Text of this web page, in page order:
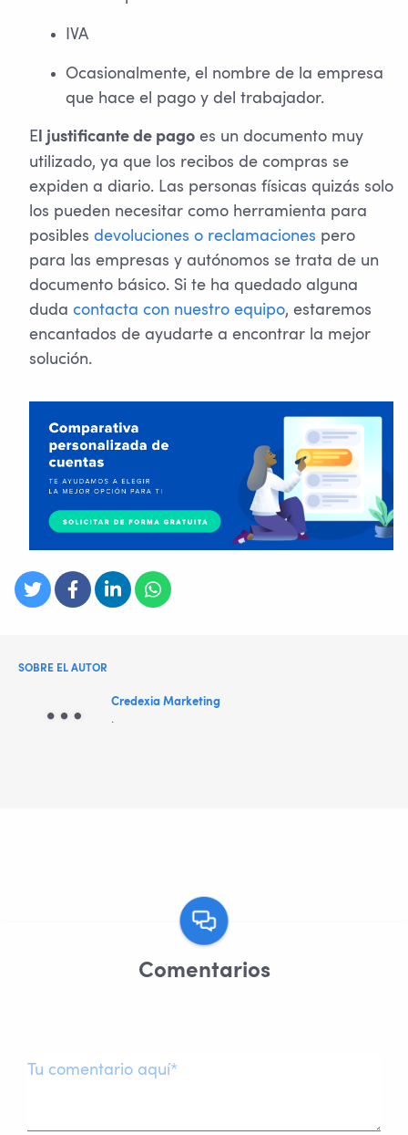
IVA
Ocasionalmente, el nombre de la empresa
que hace el pago y del trabajador.
El justificante de pago es un documento muy
utilizado, ya que los recibos de compras se
expiden a diario. Las personas físicas quizás solo
los pueden necesitar como herramienta para
posibles devoluciones o reclamaciones pero
para las empresas y autónomos se trata de un
documento básico. Si te ha quedado alguna
duda contacta con nuestro equipo, estaremos
encantados de ayudarte a encontrar la mejor
solución.
SOBRE EL AUTOR
Credexia Marketing
.
Comentarios